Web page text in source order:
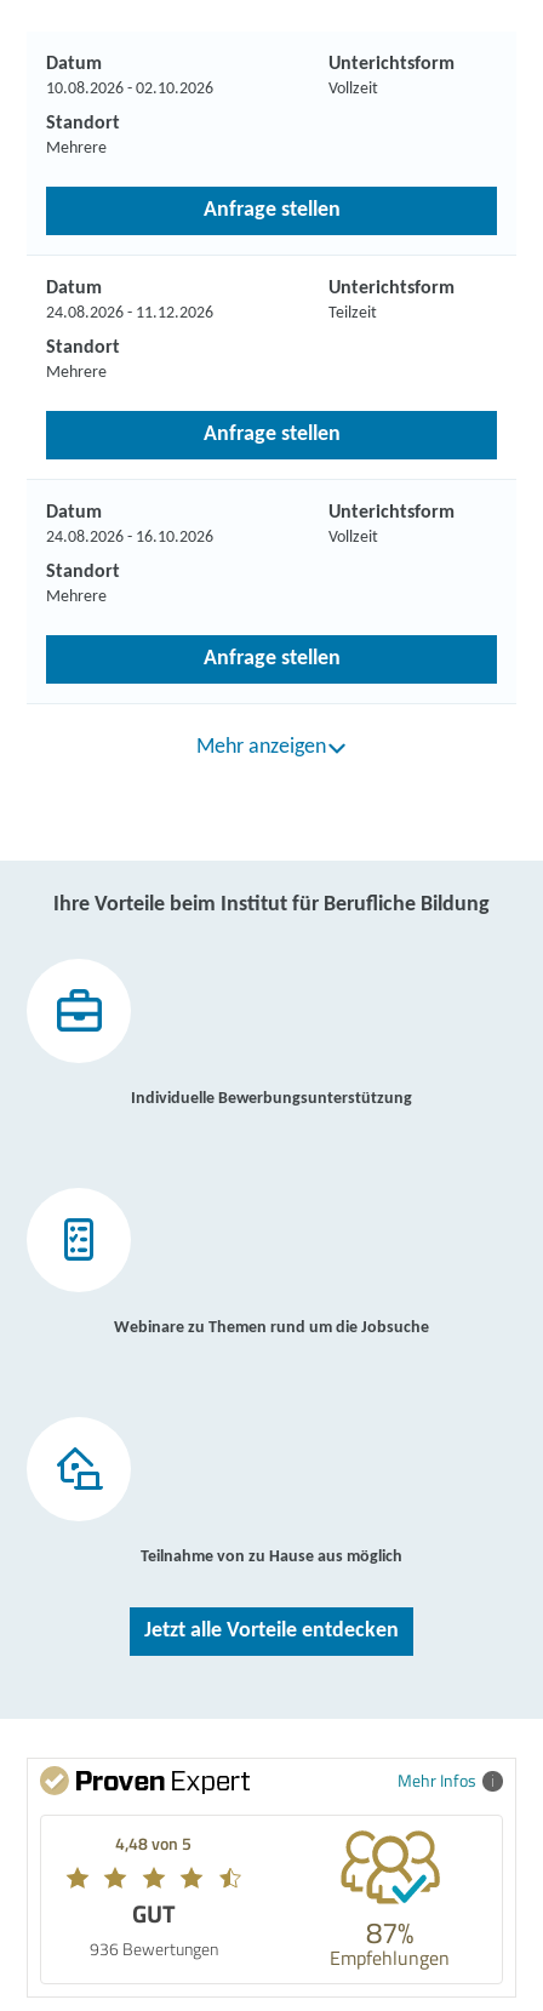
Datum
10.08.2026 - 02.10.2026
Unterichtsform
Vollzeit
Standort
Mehrere
Anfrage stellen
Datum
24.08.2026 - 11.12.2026
Unterichtsform
Teilzeit
Standort
Mehrere
Anfrage stellen
Datum
24.08.2026 - 16.10.2026
Unterichtsform
Vollzeit
Standort
Mehrere
Anfrage stellen
Mehr anzeigen
Ihre Vorteile beim Institut für Berufliche Bildung
Individuelle Bewerbungsunterstützung
Webinare zu Themen rund um die Jobsuche
Teilnahme von zu Hause aus möglich
Jetzt alle Vorteile entdecken
Mehr Infos
4,48 von 5
GUT
936 Bewertungen 87%
Empfehlungen